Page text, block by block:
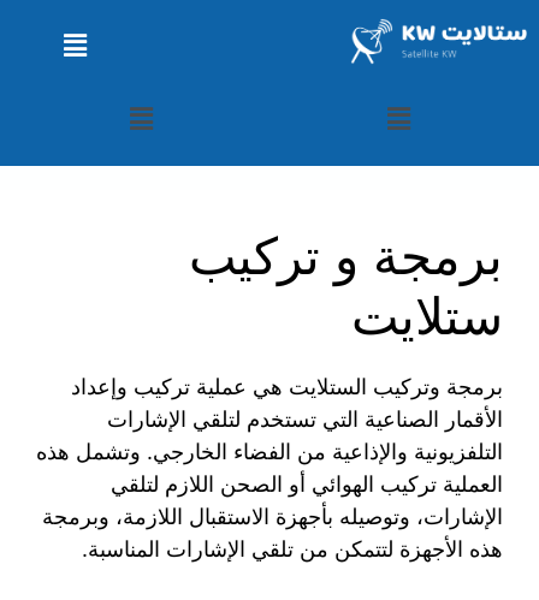
برمجة و تركيب
ستلايت
برمجة وتركيب الستلايت هي عملية تركيب وإعداد
الأقمار الصناعية التي تستخدم لتلقي الإشارات
التلفزيونية والإذاعية من الفضاء الخارجي. وتشمل هذه
العملية تركيب الهوائي أو الصحن اللازم لتلقي
الإشارات، وتوصيله بأجهزة الاستقبال اللازمة، وبرمجة
هذه الأجهزة لتتمكن من تلقي الإشارات المناسبة.